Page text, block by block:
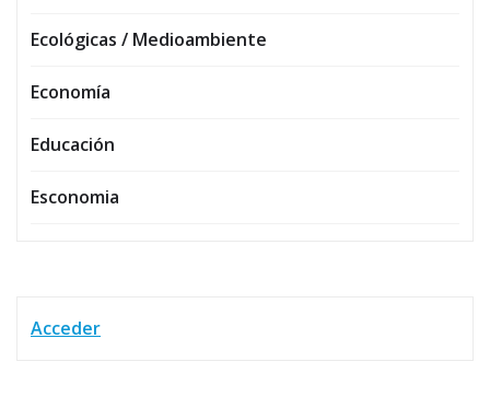
Ecológicas / Medioambiente
Economía
Educación
Esconomia
Acceder